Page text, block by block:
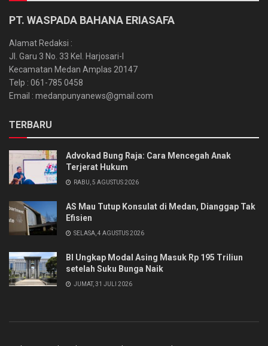
PT. WASPADA BAHANA ERIASAFA
Alamat Redaksi :
Jl. Garu 3 No. 33 Kel. Harjosari-I
Kecamatan Medan Amplas 20147
Telp : 061-785 0458
Email : medanpunyanews@gmail.com
TERBARU
Advokad Bung Raja: Cara Mencegah Anak
Terjerat Hukum
RABU, 5 AGUSTUS 2026
AS Mau Tutup Konsulat di Medan, Dianggap Tak
Efisien
SELASA, 4 AGUSTUS 2026
BI Ungkap Modal Asing Masuk Rp 195 Triliun
setelah Suku Bunga Naik
JUMAT, 31 JULI 2026